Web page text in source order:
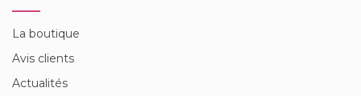
La boutique
Avis clients
Actualités